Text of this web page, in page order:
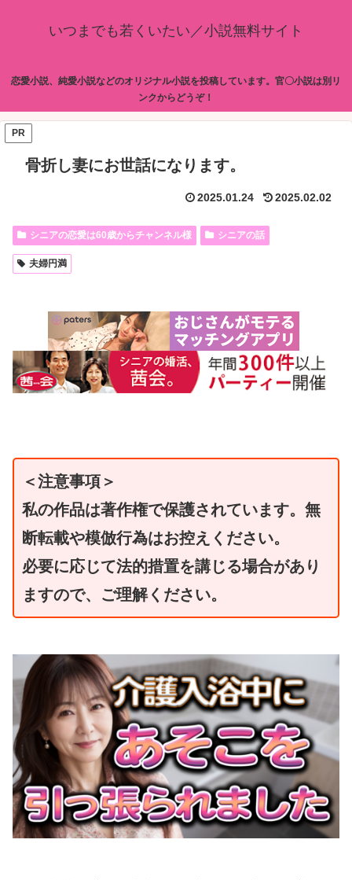
いつまでも若くいたい／小説無料サイト
恋愛小説、純愛小説などのオリジナル小説を投稿しています。官〇小説は別リ
ンクからどうぞ！
PR
骨折し妻にお世話になります。
2025.01.24 2025.02.02
シニアの恋愛は60歳からチャンネル様 シニアの話
夫婦円満
＜注意事項＞
私の作品は著作権で保護されています。無
断転載や模倣行為はお控えください。
必要に応じて法的措置を講じる場合があり
ますので、ご理解ください。